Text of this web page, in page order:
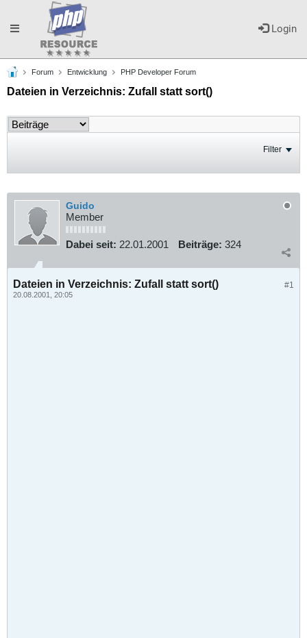
Login
Toggle
navigation
Forum Entwicklung PHP Developer Forum
Dateien in Verzeichnis: Zufall statt sort()
Filter
Guido
Member
Dabei seit: 22.01.2001 Beiträge: 324
#1
Dateien in Verzeichnis: Zufall statt sort()
20.08.2001, 20:05